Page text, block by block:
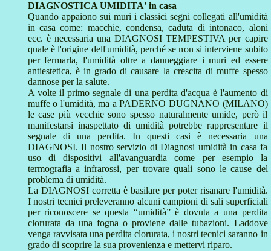
DIAGNOSTICA UMIDITA' in casa
Quando appaiono sui muri i classici segni collegati all'umidità
in casa come: macchie, condensa, caduta di intonaco, aloni
ecc. è necessaria una DIAGNOSI TEMPESTIVA per capire
quale è l'origine dell'umidità, perché se non si interviene subito
per fermarla, l'umidità oltre a danneggiare i muri ed essere
antiestetica, è in grado di causare la crescita di muffe spesso
dannose per la salute.
A volte il primo segnale di una perdita d'acqua è l'aumento di
muffe o l'umidità, ma a PADERNO DUGNANO (MILANO)
le case più vecchie sono spesso naturalmente umide, però il
manifestarsi inaspettato di umidità potrebbe rappresentare il
segnale di una perdita. In questi casi è necessaria una
DIAGNOSI. Il nostro servizio di Diagnosi umidità in casa fa
uso di dispositivi all'avanguardia come per esempio la
termografia a infrarossi, per trovare quali sono le cause del
problema di umidità.
La DIAGNOSI corretta è basilare per poter risanare l'umidità.
I nostri tecnici preleveranno alcuni campioni di sali superficiali
per riconoscere se questa “umidità” è dovuta a una perdita
clorurata da una fogna o proviene dalle tubazioni. Laddove
venga ravvisata una perdita clorurata, i nostri tecnici saranno in
grado di scoprire la sua provenienza e mettervi riparo.